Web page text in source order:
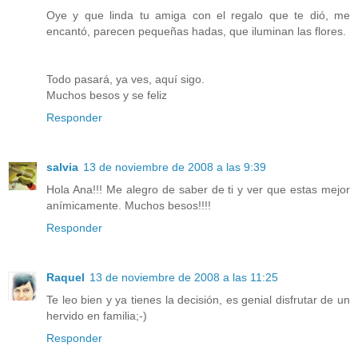
Oye y que linda tu amiga con el regalo que te dió, me
encantó, parecen pequeñas hadas, que iluminan las flores.
Todo pasará, ya ves, aquí sigo.
Muchos besos y se feliz
Responder
salvia 13 de noviembre de 2008 a las 9:39
Hola Ana!!! Me alegro de saber de ti y ver que estas mejor
anímicamente. Muchos besos!!!!
Responder
Raquel 13 de noviembre de 2008 a las 11:25
Te leo bien y ya tienes la decisión, es genial disfrutar de un
hervido en familia;-)
Responder